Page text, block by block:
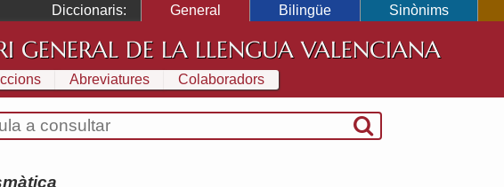
Diccionaris: General Bilingüe Sinònims
GENERAL DE LA LLENGUA VALENCIANA
Abreviatures Colaboradors